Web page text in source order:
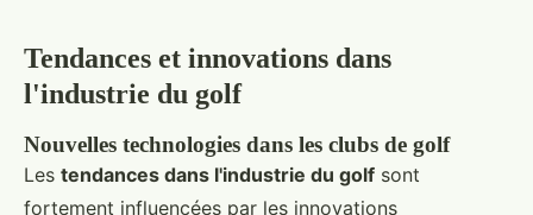
Tendances et innovations dans
l'industrie du golf
Nouvelles technologies dans les clubs de golf
Les tendances dans l'industrie du golf sont
fortement influencées par les innovations